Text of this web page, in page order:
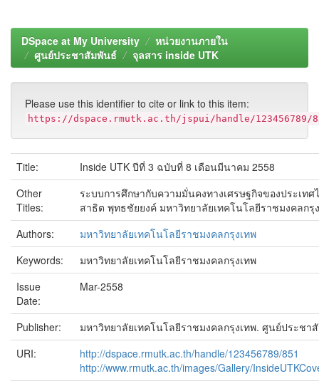
DSpace at My University
หน่วยงานภายใน
ศูนย์ประชาสัมพันธ์
จุลสาร inside UTK
Please use this identifier to cite or link to this item:
https://dspace.rmutk.ac.th/jspui/handle/123456789/
Title:
Inside UTK ปีที่ 3 ฉบับที่ 8 เดือนมีนาคม 2558
Other
Titles:
ระบบการศึกษากับความมั่นคงทางเศรษฐกิจของประเทศ
สาธิต พุทธชัยยงค์ มหาวิทยาลัยเทคโนโลยีราชมงคลกรุ
Authors:
มหาวิทยาลัยเทคโนโลยีราชมงคลกรุงเทพ
Keywords:
มหาวิทยาลัยเทคโนโลยีราชมงคลกรุงเทพ
Issue
Date:
Mar-2558
Publisher:
มหาวิทยาลัยเทคโนโลยีราชมงคลกรุงเทพ. ศูนย์ประชา
URI:
http://dspace.rmutk.ac.th/handle/123456789/851
http://www.rmutk.ac.th/images/Gallery/